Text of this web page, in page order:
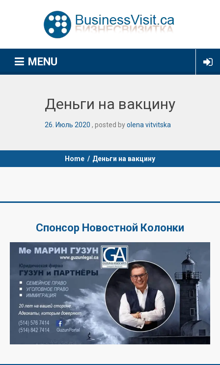
MENU
Деньги на вакцину
26 Июль 2020 posted byolena vitvitska
Home / Деньги на вакцину
Спонсор Новостной Колонки